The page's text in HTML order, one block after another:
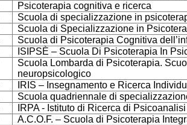
Psicoterapia cognitiva e ricerca
Scuola di specializzazione in
Scuola di Specializzazione in
Scuola di Psicoterapia Cognitiva
ISIPSÈ – Scuola Di Psicoterapia In
Scuola Lombarda di Psicoterapia.
neuropsicologico
IRIS – Insegnamento e Ricerca
Scuola quadriennale di
IRPA - Istituto di Ricerca di
A.C.O.F. – Scuola di Psicoterapia